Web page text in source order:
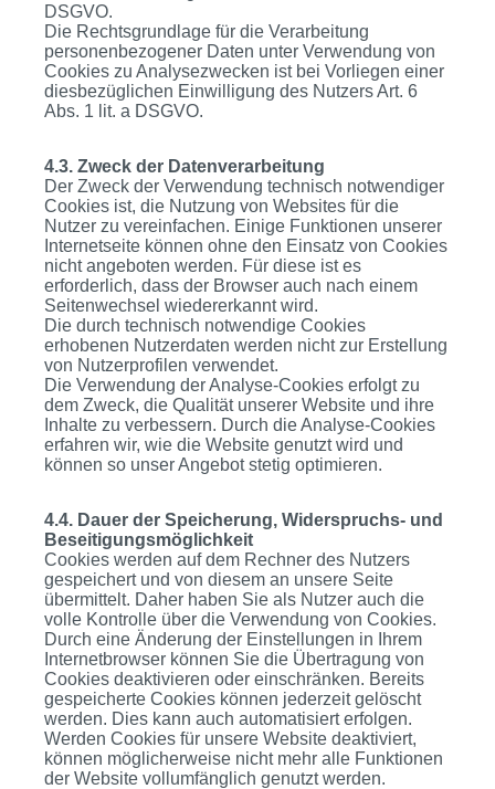
DSGVO.
Die Rechtsgrundlage für die Verarbeitung
personenbezogener Daten unter Verwendung von
Cookies zu Analysezwecken ist bei Vorliegen einer
diesbezüglichen Einwilligung des Nutzers Art. 6
Abs. 1 lit. a DSGVO.
4.3. Zweck der Datenverarbeitung
Der Zweck der Verwendung technisch notwendiger
Cookies ist, die Nutzung von Websites für die
Nutzer zu vereinfachen. Einige Funktionen unserer
Internetseite können ohne den Einsatz von Cookies
nicht angeboten werden. Für diese ist es
erforderlich, dass der Browser auch nach einem
Seitenwechsel wiedererkannt wird.
Die durch technisch notwendige Cookies
erhobenen Nutzerdaten werden nicht zur Erstellung
von Nutzerprofilen verwendet.
Die Verwendung der Analyse-Cookies erfolgt zu
dem Zweck, die Qualität unserer Website und ihre
Inhalte zu verbessern. Durch die Analyse-Cookies
erfahren wir, wie die Website genutzt wird und
können so unser Angebot stetig optimieren.
4.4. Dauer der Speicherung, Widerspruchs- und
Beseitigungsmöglichkeit
Cookies werden auf dem Rechner des Nutzers
gespeichert und von diesem an unsere Seite
übermittelt. Daher haben Sie als Nutzer auch die
volle Kontrolle über die Verwendung von Cookies.
Durch eine Änderung der Einstellungen in Ihrem
Internetbrowser können Sie die Übertragung von
Cookies deaktivieren oder einschränken. Bereits
gespeicherte Cookies können jederzeit gelöscht
werden. Dies kann auch automatisiert erfolgen.
Werden Cookies für unsere Website deaktiviert,
können möglicherweise nicht mehr alle Funktionen
der Website vollumfänglich genutzt werden.